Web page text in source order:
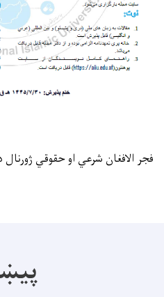
فجر الافغان شرعي او حقوقي